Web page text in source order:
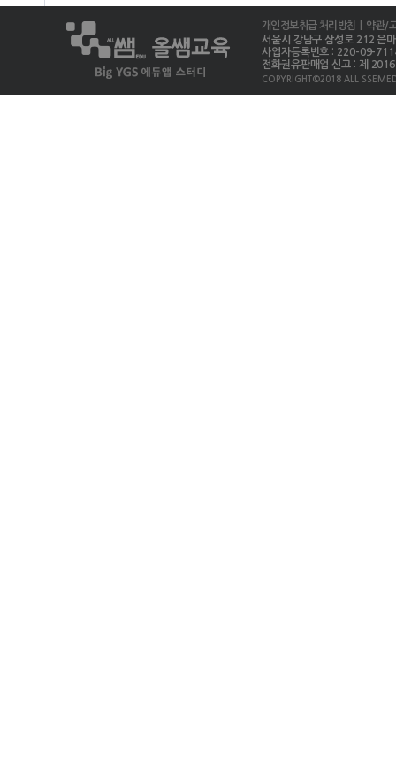
개인정보취급 처리방침
| 약관/
서울시 강남구 삼성로 212 은
사업자등록번호 : 220-09-
전화권유판매업 신고 : 제
COPYRIGHT©2018 ALL